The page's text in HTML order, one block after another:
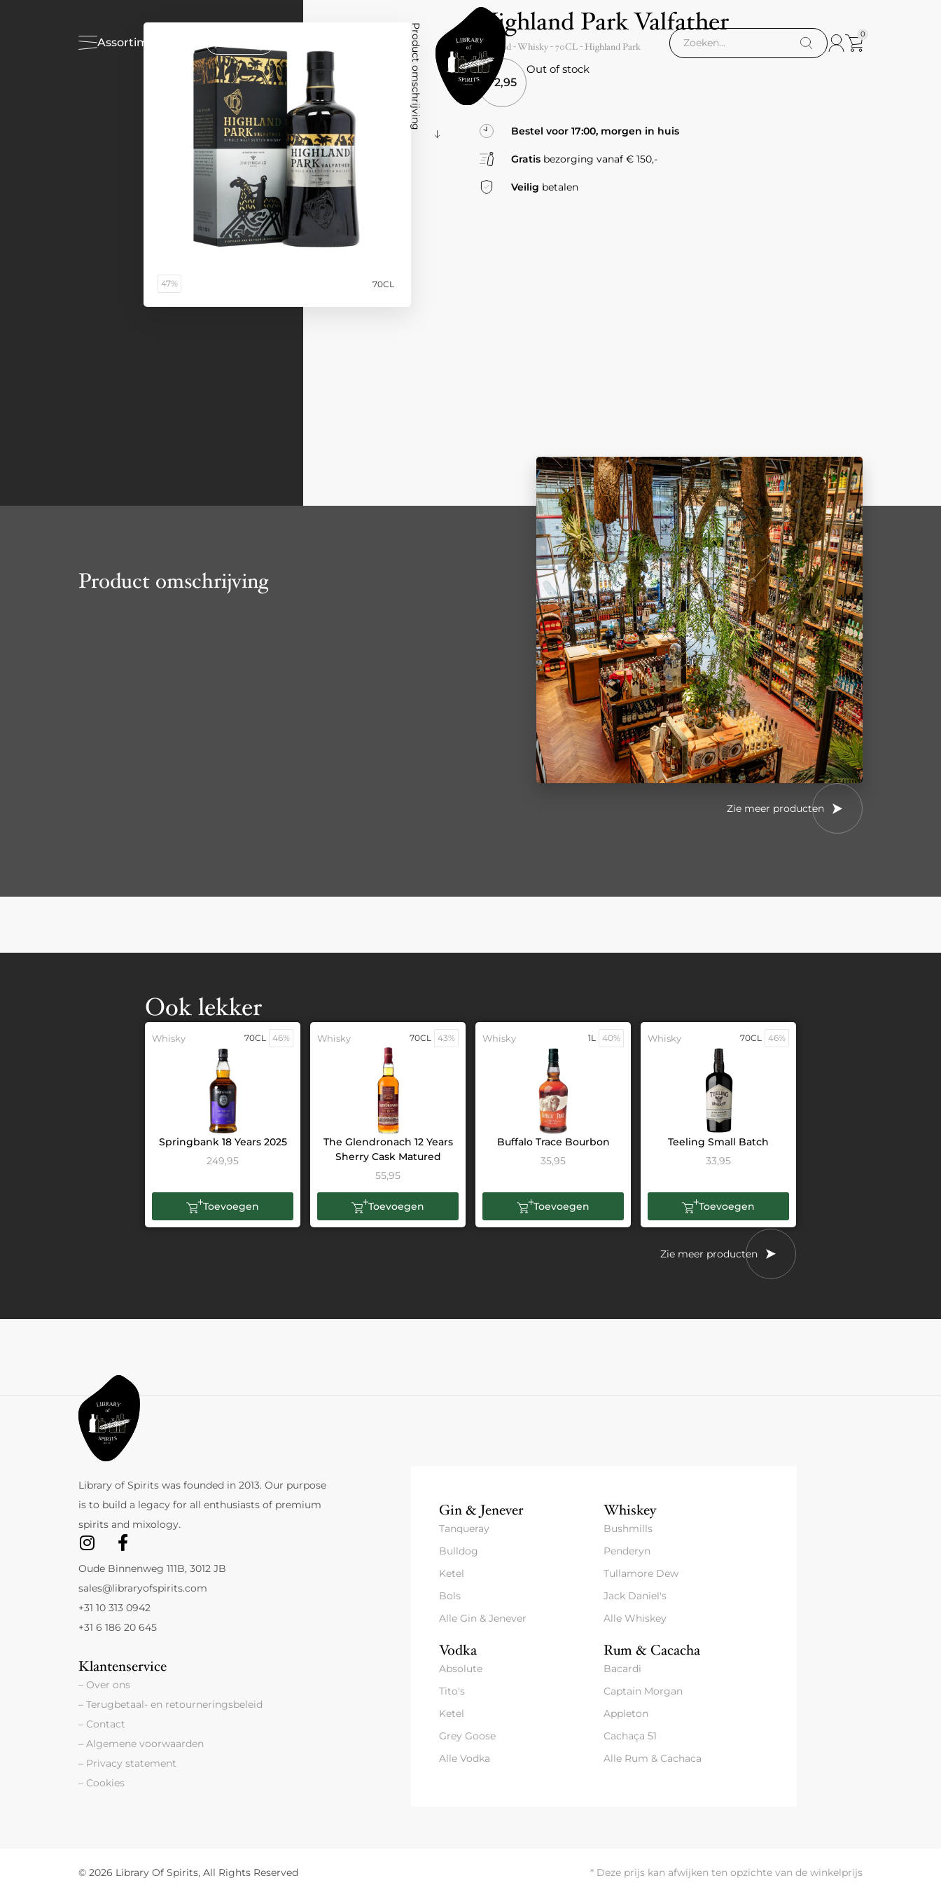
Assortiment
0
47% 70CL
Product omschrijving
Highland Park Valfather
Scotland- Whisky -70CL- Highland Park
72,95
Out of stock
Bestel voor 17:00, morgen in huis
Gratis bezorging vanaf € 150,-
Veilig betalen
Product omschrijving
Zie meer producten
Ook lekker
Whisky 70CL 46%
Springbank 18 Years 2025
249,95
Toevoegen
Whisky 70CL 43%
The Glendronach 12 Years
Sherry Cask Matured
55,95
Toevoegen
Whisky 1L 40%
Buffalo Trace Bourbon
35,95
Toevoegen
Whisky 70CL 46%
Teeling Small Batch
33,95
Toevoegen
Zie meer producten
Library of Spirits was founded in 2013. Our purpose
is to build a legacy for all enthusiasts of premium
spirits and mixology.
Oude Binnenweg 111B, 3012 JB
sales@libraryofspirits.com
+31 10 313 0942
+31 6 186 20 645
Klantenservice
– Over ons
– Terugbetaal- en retourneringsbeleid
– Contact
– Algemene voorwaarden
– Privacy statement
– Cookies
Gin & Jenever
Tanqueray
Bulldog
Ketel
Bols
Alle Gin & Jenever
Whiskey
Bushmills
Penderyn
Tullamore Dew
Jack Daniel's
Alle Whiskey
Vodka
Absolute
Tito's
Ketel
Grey Goose
Alle Vodka
Rum & Cacacha
Bacardi
Captain Morgan
Appleton
Cachaça 51
Alle Rum & Cachaca
© 2026 Library Of Spirits, All Rights Reserved * Deze prijs kan afwijken ten opzichte van de winkelprijs